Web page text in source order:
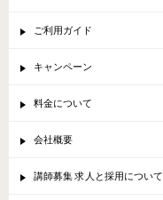
ご利用ガイド
キャンペーン
料金について
会社概要
講師募集 求人と採用について